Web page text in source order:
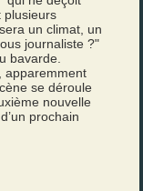
plusieurs
un climat, un
journaliste ?"
bavarde.
apparemment
se déroule
nouvelle
prochain